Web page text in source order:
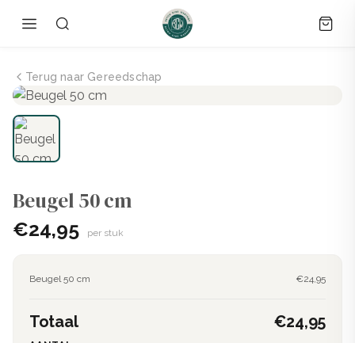
Terug naar Gereedschap
Beugel 50 cm
€24,95 per stuk
Beugel 50 cm €24,95
Totaal €24,95